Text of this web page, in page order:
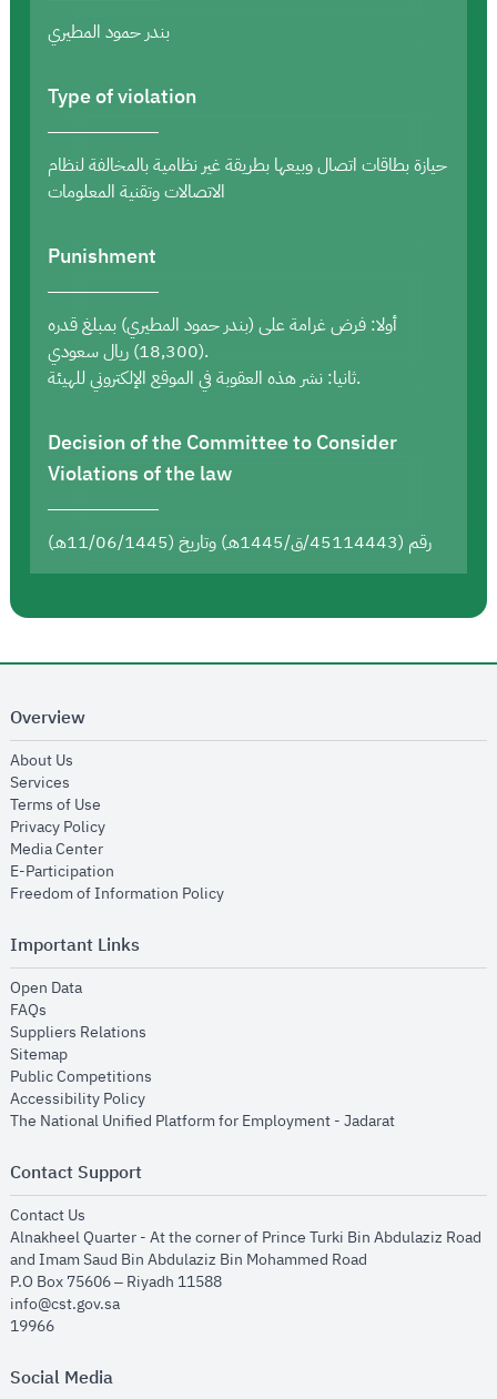
بندر حمود المطيري
Type of violation
حيازة بطاقات اتصال وبيعها بطريقة غير نظامية بالمخالفة لنظام
الاتصالات وتقنية المعلومات
Punishment
أولا: فرض غرامة على (بندر حمود المطيري) بمبلغ قدره
(18,300) ريال سعودي.
ثانيا: نشر هذه العقوبة في الموقع الإلكتروني للهيئة.
Decision of the Committee to Consider
Violations of the law
رقم (45114443/ق/1445هـ) وتاريخ (11/06/1445هـ)
Overview
About Us
Services
Terms of Use
Privacy Policyopens in new window
Media Centeropens in new window
E-Participation
Freedom of Information Policyopens in new window
Important Links
Open Dataopens in new window
FAQs
Suppliers Relations
Sitemapopens in new window
Public Competitions
Accessibility Policyopens in new window
The National Unified Platform for Employment - Jadaratopens in new
Contact Support
Contact Us
Alnakheel Quarter - At the corner of Prince Turki Bin Abdulaziz Road
and Imam Saud Bin Abdulaziz Bin Mohammed Road​
P.O Box 75606 – Riyadh 11588
info@cst.gov.sa
19966
Social Media